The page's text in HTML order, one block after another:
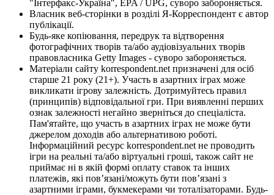
"Інтерфакс-Україна", EPA / UPG, суворо забороняється.
Власник веб-сторінки в розділі Я-Корреспондент є автор
публікації.
Будь-яке копіювання, передрук та відтворення
фотографічних творів та/або аудіовізуальних творів
правовласника Getty Images - суворо забороняється.
Матеріали сайту korrespondent.net призначені для осіб
старше 21 року (21+). Участь в азартних іграх може
викликати ігрову залежність. Дотримуйтесь правил
(принципів) відповідальної гри. При виявленні перших
ознак залежності негайно зверніться до спеціаліста.
Пам'ятайте, що участь в азартних іграх не може бути
джерелом доходів або альтернативою роботі.
Інформаційний ресурс korrespondent.net не проводить
ігри на реальні та/або віртуальні гроші, також сайт не
приймає ні в якій формі оплату ставок та інших
платежів, які пов’язані/можуть бути пов’язані з
азартними іграми, букмекерами чи тоталізаторами. Будь-